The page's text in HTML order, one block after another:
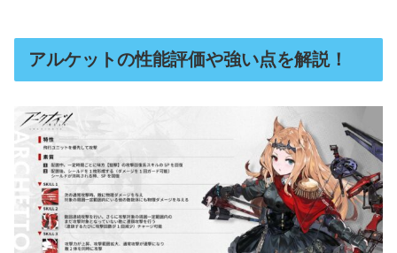
アルケットの性能評価や強い点を解説！